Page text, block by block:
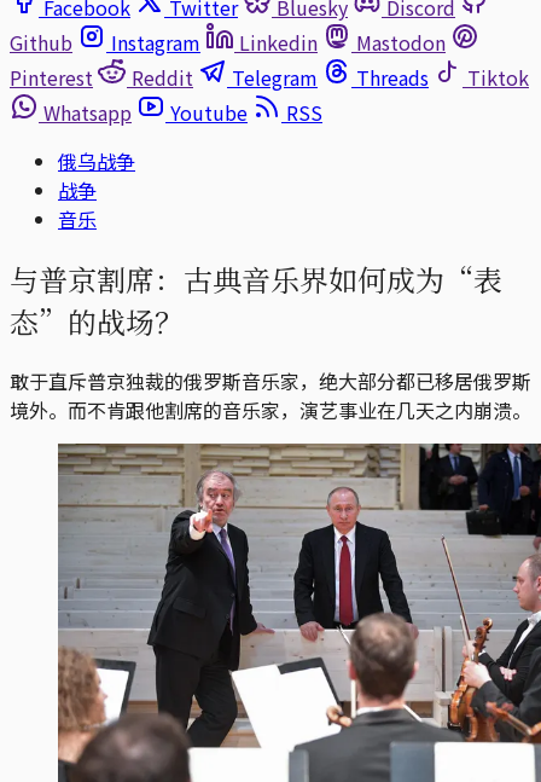
Facebook
Twitter Bluesky
Discord
Github
Instagram Linkedin
Mastodon
Pinterest
Reddit Telegram Threads
Tiktok
Whatsapp
Youtube
RSS
俄乌战争
战争
音乐
与普京割席：古典音乐界如何成为“表
态”的战场？
敢于直斥普京独裁的俄罗斯音乐家，绝大部分都已移居俄罗斯
境外。而不肯跟他割席的音乐家，演艺事业在几天之内崩溃。